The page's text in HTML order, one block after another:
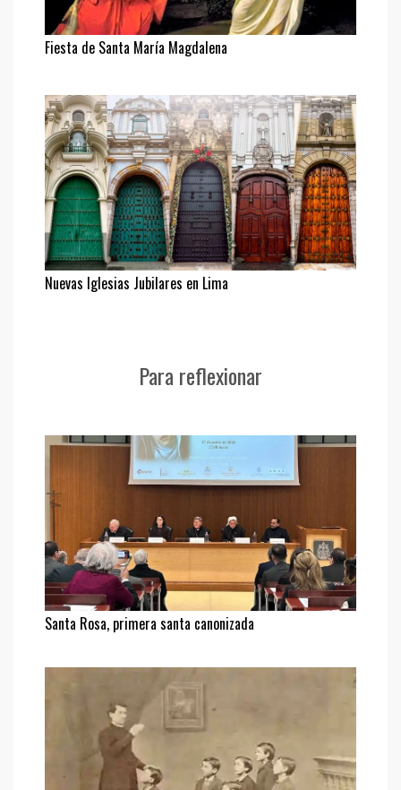
Fiesta de Santa María Magdalena
Nuevas Iglesias Jubilares en Lima
Para reflexionar
Santa Rosa, primera santa canonizada